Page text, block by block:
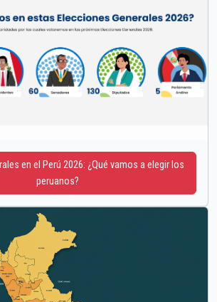
en el Perú 2026: ¿Qué vamos a elegir los
peruanos?